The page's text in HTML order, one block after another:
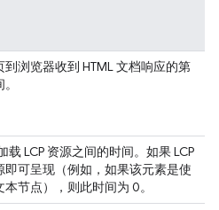
浏览器收到 HTML 文档响应的第
载 LCP 资源之间的时间。如果 LCP
即可呈现（例如，如果该元素是使
节点），则此时间为 0。